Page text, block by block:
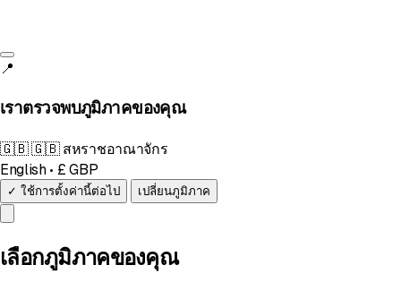
📍
เราตรวจพบภูมิภาคของคุณ
🇬🇧🇬🇧 สหราชอาณาจักร
English • £ GBP
✓ ใช้การตั้งค่านี้ต่อไป เปลี่ยนภูมิภาค
เลือกภูมิภาคของคุณ